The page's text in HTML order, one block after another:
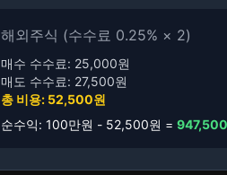
해외주식 (수수료 0.25% × 2)
매수 수수료: 25,000원
매도 수수료: 27,500원
총 비용: 52,500원
순수익: 100만원 - 52,500원 =